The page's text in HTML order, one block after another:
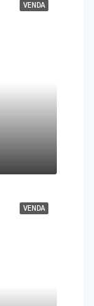
VENDA
VENDA